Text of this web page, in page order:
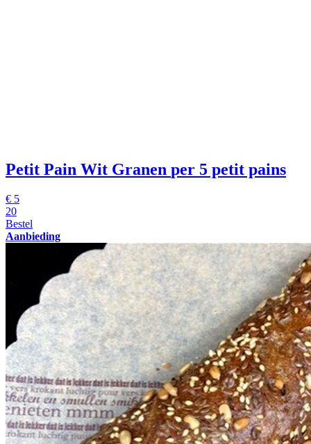
Petit Pain Wit Granen per 5 petit pains
€ 5
20
Bestel
Aanbieding